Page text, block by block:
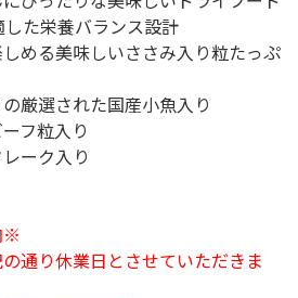
した栄養バランス設計
める美味しいささみ入り粒たっぷ
厳選された国産小魚入り
フ粒入り
ーク入り
※
通り休業日とさせていただきま